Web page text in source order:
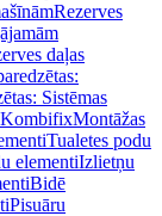
Rezerves
daļas
Sistēmas
Montāžas
Tualetes podu
elementiIzlietņu
Bidē
Pisuāru